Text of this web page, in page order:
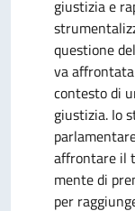
giustizia e
questione
va
contesto di
giustizia. Io
affrontare il
mente di
per